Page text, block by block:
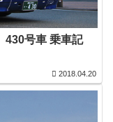
430号車 乗車記
2018.04.20